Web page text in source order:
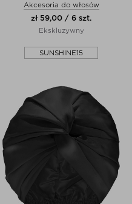
Akcesoria do włosów
zł 59,00 / 6 szt.
Ekskluzywny
SUNSHINE15